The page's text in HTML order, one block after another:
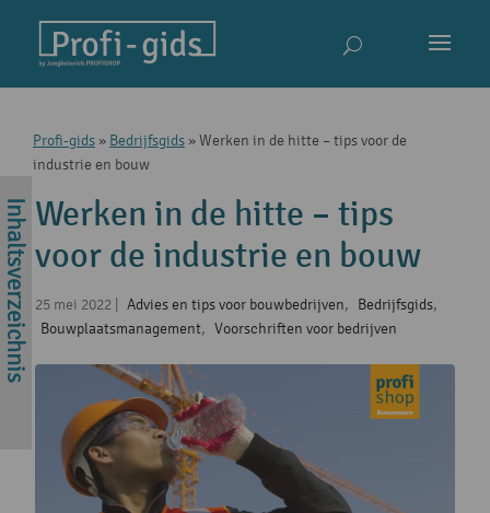
Profi-gids » Bedrijfsgids »Werken in de hitte – tips voor de
industrie en bouw
Werken in de hitte – tips
voor de industrie en bouw
25 mei 2022 Advies en tips voor bouwbedrijven, Bedrijfsgids,
Bouwplaatsmanagement, Voorschriften voor bedrijven